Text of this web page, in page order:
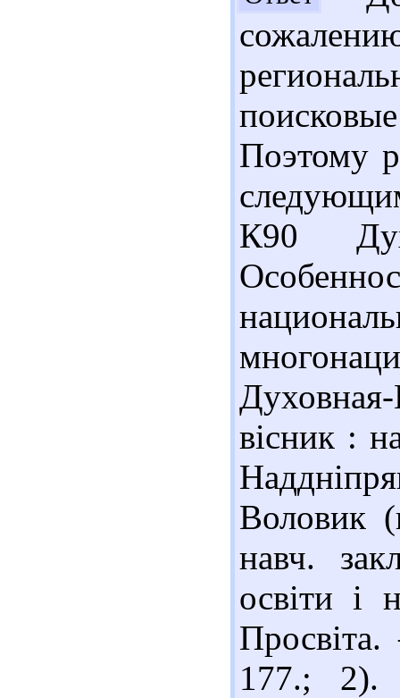
Поэтому
К90
Духовная-
вісник :
Воловик
навч.
освіти і
177.; 2).